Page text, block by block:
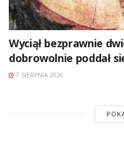
Wyciął bezprawnie
dobrowolnie poddał
7 SIERPNIA 2026